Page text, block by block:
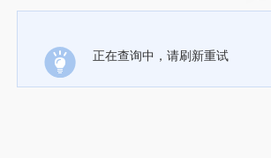
正在查询中，请刷新重试